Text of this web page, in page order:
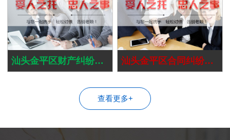
汕头金平区财产纠纷处理 汕头金平区合同纠纷处理
查看更多+